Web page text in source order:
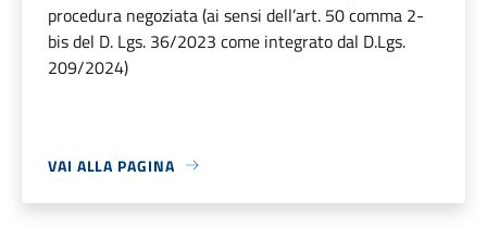
procedura negoziata (ai sensi dell’art. 50 comma 2-
bis del D. Lgs. 36/2023 come integrato dal D.Lgs.
209/2024)
VAI ALLA PAGINA